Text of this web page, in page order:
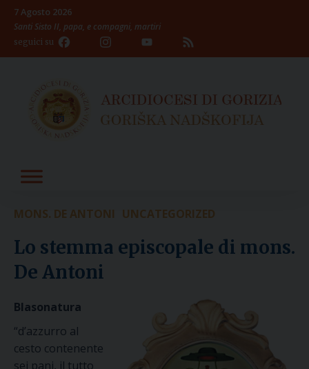
Skip
content
7 Agosto 2026
Santi Sisto II, papa, e compagni, martiri
seguici su Facebook InstagramYouTube
Channel
MONS. DE ANTONI UNCATEGORIZED
Lo stemma episcopale di mons.
De Antoni
Blasonatura
“d’azzurro al
cesto contenente
sei pani, il tutto